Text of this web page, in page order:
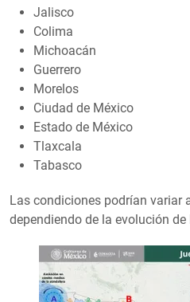
Jalisco
Colima
Michoacán
Guerrero
Morelos
Ciudad de México
Estado de México
Tlaxcala
Tabasco
Las condiciones podrían variar
dependiendo de la evolución